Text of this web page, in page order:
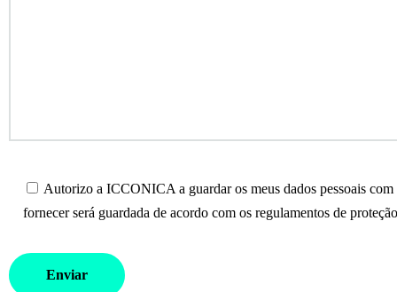
Autorizo a ICCONICA a guardar os meus dados pessoais
fornecer será guardada de acordo com os regulamentos de